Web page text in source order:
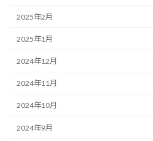
2025年2月
2025年1月
2024年12月
2024年11月
2024年10月
2024年9月